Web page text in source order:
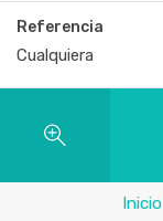
Referencia
Inicio